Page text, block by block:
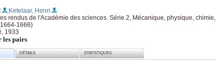
;Ketelaar, Henri
rendus de l'Académie des sciences. Série 2, Mécanique, physique,
1666)
1933
les pairs
DÉTAILS STATISTIQUES